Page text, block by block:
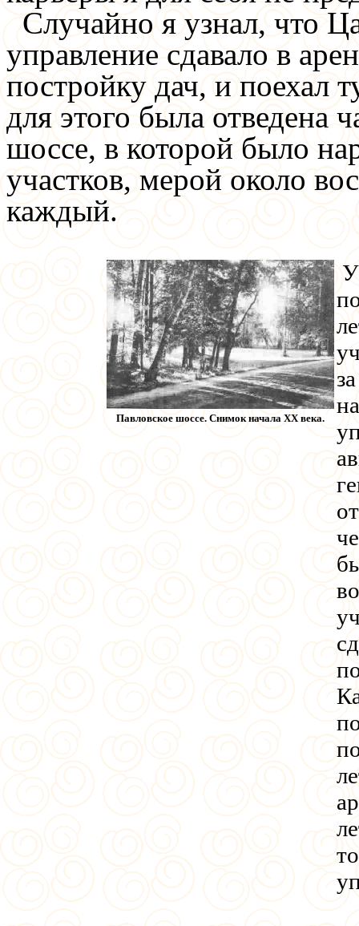
Случайно я узнал, что
управление сдавало в
постройку дач, и поехал
для этого была отведена
шоссе, в которой было
участков, мерой около
каждый.
Павловское шоссе. Снимок начала XX века.